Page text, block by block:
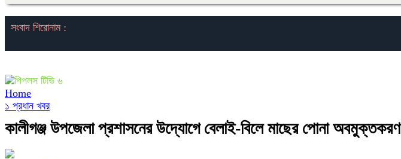
সংবাদ শিরোনাম :
Home
১ প্রধান খবর
কালীগঞ্জ উপজেলা প্রশাসনের উদ্যোগে বেলাই-বিলে মাছের পোনা অবমুক্তকরণ